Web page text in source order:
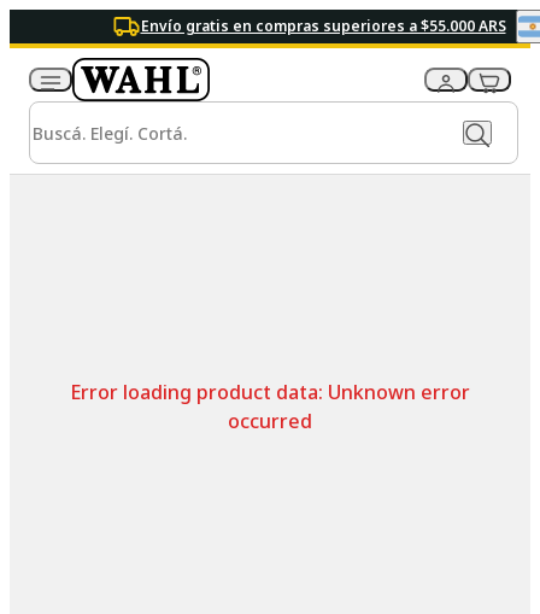
Envío gratis en compras superiores a $55.000 ARS
Error loading product data: Unknown error
occurred